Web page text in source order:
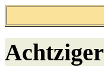
Achtziger